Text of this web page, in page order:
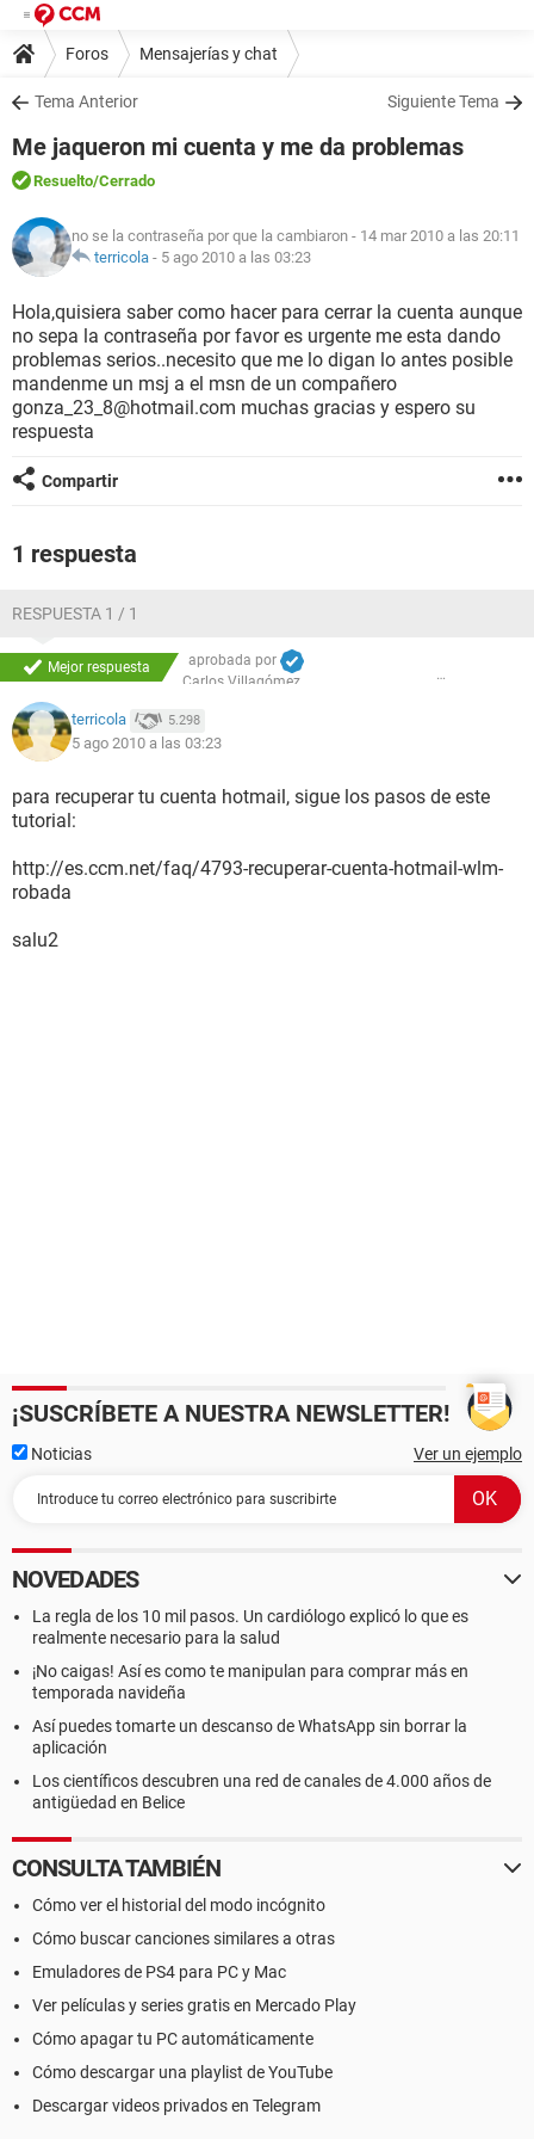
Foros Mensajerías y chat
Tema Anterior Siguiente Tema
Me jaqueron mi cuenta y me da problemas
Resuelto/Cerrado
no se la contraseña por que la cambiaron - 14 mar 2010 a las 20:11
terricola - 5 ago 2010 a las 03:23
Hola,quisiera saber como hacer para cerrar la cuenta aunque
no sepa la contraseña por favor es urgente me esta dando
problemas serios..necesito que me lo digan lo antes posible
mandenme un msj a el msn de un compañero
gonza_23_8@hotmail.com muchas gracias y espero su
respuesta
Compartir
1 respuesta
RESPUESTA 1 / 1
Mejor respuesta
aprobada por
Carlos Villagómez
terricola 5.298
5 ago 2010 a las 03:23
para recuperar tu cuenta hotmail, sigue los pasos de este
tutorial:
http://es.ccm.net/faq/4793-recuperar-cuenta-hotmail-wlm-
robada
salu2
¡SUSCRÍBETE A NUESTRA NEWSLETTER!
Noticias Ver un ejemplo
NOVEDADES
La regla de los 10 mil pasos. Un cardiólogo explicó lo que es
realmente necesario para la salud
¡No caigas! Así es como te manipulan para comprar más en
temporada navideña
Así puedes tomarte un descanso de WhatsApp sin borrar la
aplicación
Los científicos descubren una red de canales de 4.000 años de
antigüedad en Belice
CONSULTA TAMBIÉN
Cómo ver el historial del modo incógnito
Cómo buscar canciones similares a otras
Emuladores de PS4 para PC y Mac
Ver películas y series gratis en Mercado Play
Cómo apagar tu PC automáticamente
Cómo descargar una playlist de YouTube
Descargar videos privados en Telegram